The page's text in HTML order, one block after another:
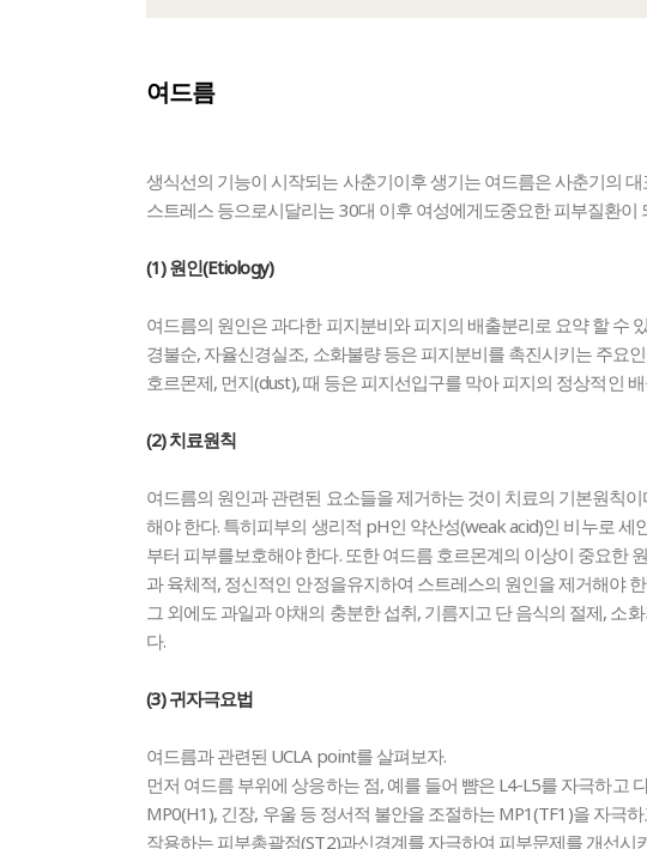
여드름
생식선의 기능이 시작되는 사춘기이후 생기는 여드름은 사춘기의
스트레스 등으로시달리는 30대 이후 여성에게도중요한 피부질환이
(1) 원인(Etiology)
여드름의 원인은 과다한 피지분비와 피지의 배출분리로 요약 할 수
경불순, 자율신경실조, 소화불량 등은 피지분비를 촉진시키는 주요
호르몬제, 먼지(dust), 때 등은 피지선입구를 막아 피지의 정상적인
(2) 치료원칙
여드름의 원인과 관련된 요소들을 제거하는 것이 치료의 기본원칙
해야 한다. 특히피부의 생리적 pH인 약산성(weak acid)인 비누로
부터 피부를보호해야 한다. 또한 여드름 호르몬계의 이상이 중요한
과 육체적, 정신적인 안정을유지하여 스트레스의 원인을 제거해야
그 외에도 과일과 야채의 충분한 섭취, 기름지고 단 음식의 절제, 소
다.
(3) 귀자극요법
여드름과 관련된 UCLA point를 살펴보자.
먼저 여드름 부위에 상응하는 점, 예를 들어 뺨은 L4-L5를 자극하고
MP0(H1), 긴장, 우울 등 정서적 불안을 조절하는 MP1(TF1)을 자극
작용하는 피부총괄점(ST2)과신경계를 자극하여 피부문제를 개선시